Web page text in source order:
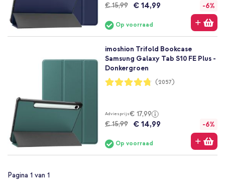
€ 15,99
€ 14,99 -6%
Op voorraad
imoshion Trifold Bookcase
Samsung Galaxy Tab S10 FE Plus -
Donkergroen
Waardering:
95%
(2057)
Adviesprijs€ 17,99
€ 15,99
€ 14,99 -6%
Op voorraad
Pagina 1 van 1